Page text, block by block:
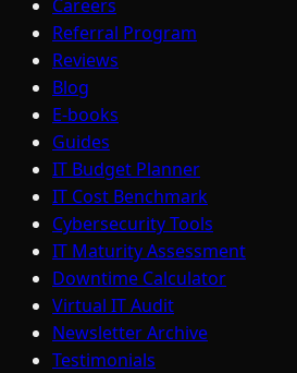
Careers
Referral Program
Reviews
Blog
E-books
Guides
IT Budget Planner
IT Cost Benchmark
Cybersecurity Tools
IT Maturity Assessment
Downtime Calculator
Virtual IT Audit
Newsletter Archive
Testimonials